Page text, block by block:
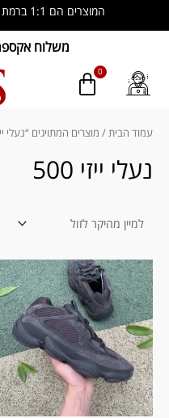
לתוכן
המוצרים הם 1:1 ברמת חומרים גבוה קוד קופון: LS10
משלוח
עמוד הבית/ מוצרים המתויגים “נעלי ייזי
נעלי ייזי 500